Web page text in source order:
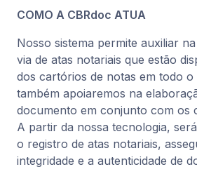
COMO A CBRdoc ATUA
Nosso sistema permite auxiliar
via de atas notariais que estão
dos cartórios de notas em todo o
também apoiaremos na
documento em conjunto com os
A partir da nossa tecnologia,
o registro de atas notariais,
integridade e a autenticidade de